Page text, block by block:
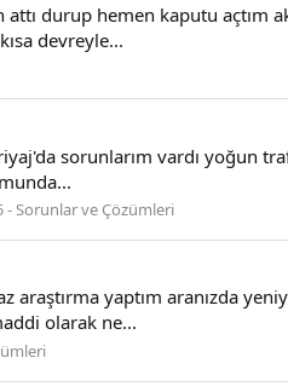
durup hemen kaputu açtım
devreyle...
sorunlarım vardı yoğun
- Sorunlar ve Çözümleri
araştırma yaptım aranızda
olarak ne...